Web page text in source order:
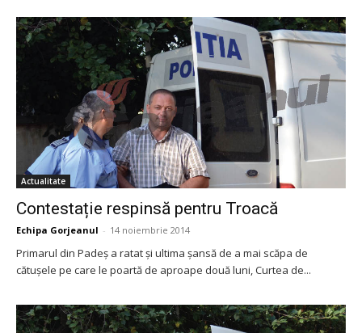
Actualitate
Contestație respinsă pentru Troacă
Echipa Gorjeanul - 14 noiembrie 2014
Primarul din Padeș a ratat și ultima șansă de a mai scăpa de
cătușele pe care le poartă de aproape două luni, Curtea de...